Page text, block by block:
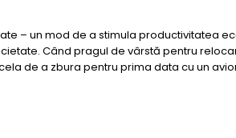
– un mod de a stimula productivitatea
Când pragul de vârstă pentru
de a zbura pentru prima data cu un